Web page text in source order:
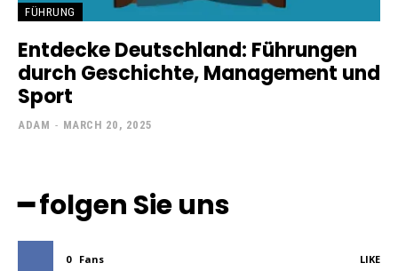
FÜHRUNG
Entdecke Deutschland: Führungen
durch Geschichte, Management und
Sport
ADAM - MARCH 20, 2025
━ folgen Sie uns
0 Fans LIKE